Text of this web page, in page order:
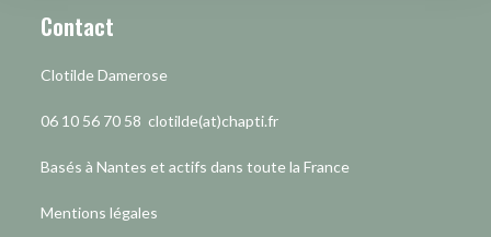
Contact
Clotilde Damerose
06 10 56 70 58 clotilde(at)chapti.fr
Basés à Nantes et actifs dans toute la France
Mentions légales